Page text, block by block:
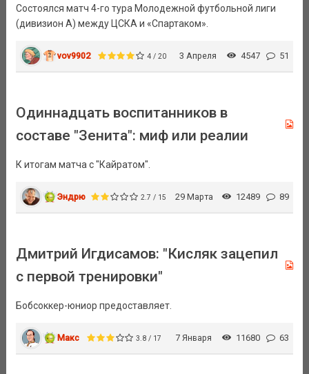
Состоялся матч 4-го тура Молодежной футбольной лиги
(дивизион А) между ЦСКА и «Спартаком».
vov9902 4 / 20 3 Апреля 4547 51
Одиннадцать воспитанников в
составе "Зенита": миф или реалии
К итогам матча с "Кайратом".
Эндрю 2.7 / 15 29 Марта 12489 89
Дмитрий Игдисамов: "Кисляк зацепил
с первой тренировки"
Бобсоккер-юниор предоставляет.
Макс 3.8 / 17 7 Января 11680 63